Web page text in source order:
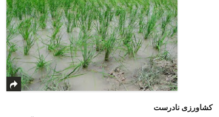
کشاورزی نادرست